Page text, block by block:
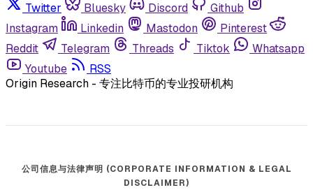
Twitter Bluesky Discord
Github
Instagram
Linkedin Mastodon
Pinterest
Reddit
Telegram Threads Tiktok
Whatsapp
Youtube
RSS
Origin Research - 专注比特币的专业投研机构
公司信息与法律声明 (CORPORATE INFORMATION & LEGAL
DISCLAIMER)